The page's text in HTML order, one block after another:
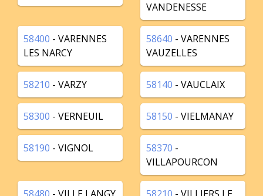
VANDENESSE
58400 - VARENNES
LES NARCY
58640 - VARENNES
VAUZELLES
58210 - VARZY 58140 - VAUCLAIX
58300 - VERNEUIL 58150 - VIELMANAY
58190 - VIGNOL 58370 -
VILLAPOURCON